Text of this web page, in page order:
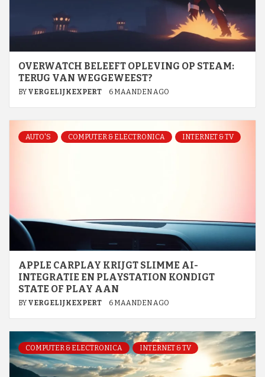
OVERWATCH BELEEFT OPLEVING OP STEAM:
TERUG VAN WEGGEWEEST?
BY VERGELIJKEXPERT 6 MAANDEN AGO
AUTO'S COMPUTER & ELECTRONICA INTERNET & TV
APPLE CARPLAY KRIJGT SLIMME AI-
INTEGRATIE EN PLAYSTATION KONDIGT
STATE OF PLAY AAN
BY VERGELIJKEXPERT 6 MAANDEN AGO
COMPUTER & ELECTRONICA INTERNET & TV